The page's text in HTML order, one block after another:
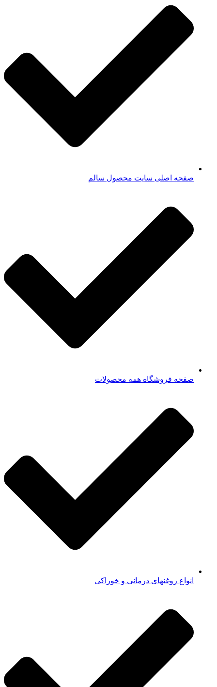
صفحه اصلی سایت محصول سالم
صفحه فروشگاه همه محصولات​
انواع روغنهای درمانی و خوراکی